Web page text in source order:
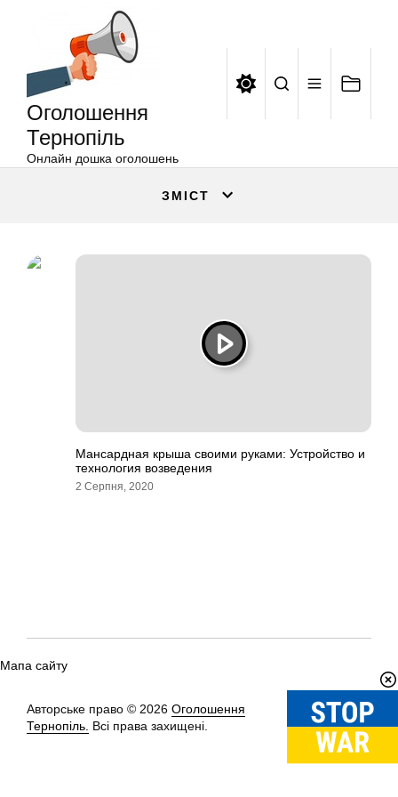
Оголошення
Тернопіль
Онлайн дошка оголошень
ЗМІСТ
Мансардная крыша своими руками: Устройство и
технология возведения
2 Серпня, 2020
Мапа сайту
Авторське право © 2026 Оголошення
Тернопіль. Всі права захищені.
Вгору↑